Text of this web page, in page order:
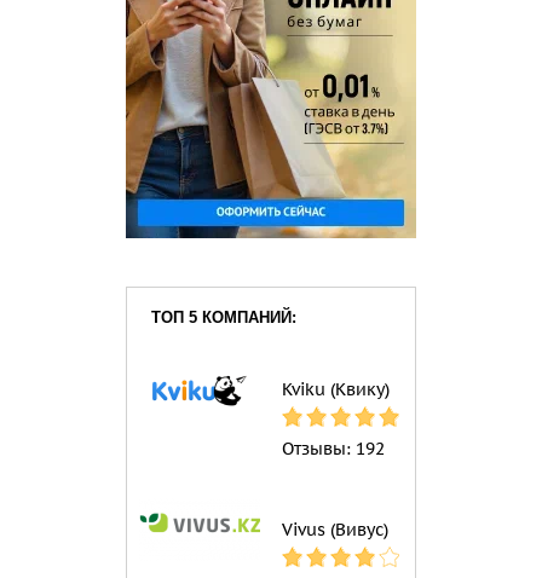
ТОП 5 КОМПАНИЙ:
Kviku (Квику)
Отзывы: 192
Vivus (Вивус)